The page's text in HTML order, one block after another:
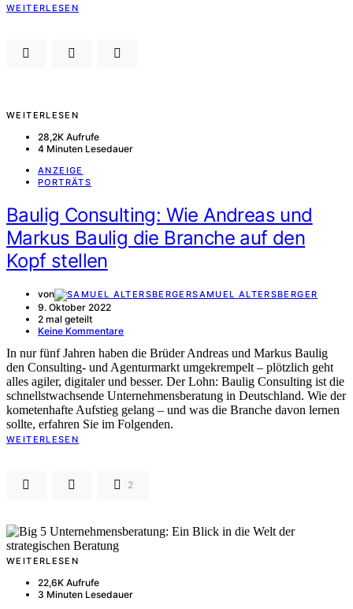
WEITERLESEN
WEITERLESEN
28,2K Aufrufe
4 Minuten Lesedauer
ANZEIGE
PORTRÄTS
Baulig Consulting: Wie Andreas und
Markus Baulig die Branche auf den
Kopf stellen
von SAMUEL ALTERSBERGER
9. Oktober 2022
2 mal geteilt
Keine Kommentare
In nur fünf Jahren haben die Brüder Andreas und Markus Baulig
den Consulting- und Agenturmarkt umgekrempelt – plötzlich geht
alles agiler, digitaler und besser. Der Lohn: Baulig Consulting ist die
schnellstwachsende Unternehmensberatung in Deutschland. Wie der
kometenhafte Aufstieg gelang – und was die Branche davon lernen
sollte, erfahren Sie im Folgenden.
WEITERLESEN
2
WEITERLESEN
22,6K Aufrufe
3 Minuten Lesedauer